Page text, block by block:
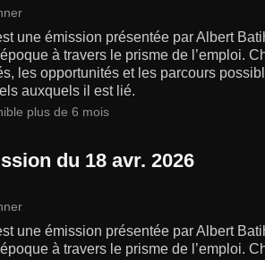
une émission présentée par Albert
à travers le prisme de l’emploi.
les opportunités et les parcours
auxquels il est lié.
plus de 6 mois
du 18 avr. 2026
une émission présentée par Albert
à travers le prisme de l’emploi.